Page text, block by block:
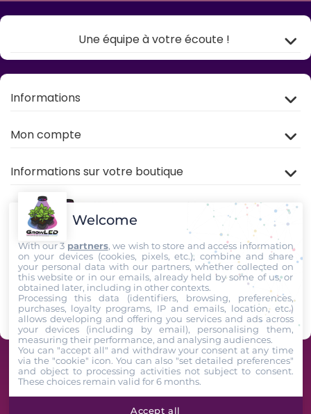
Une équipe à votre écoute !
Informations
Mon compte
Informations sur votre boutique
Rejoignez nous surTIKTOK,Youtube etFacebook!
Suivez-Nous
GrowLED - Équipe de passionnés horticoles à votre service depuis 2009 -
2026. All Rights Reserved
Welcome
With our 3 partners, we wish to store and access information
on your devices (cookies, pixels, etc.), combine and share
your personal data with our partners, whether collected on
this website or in our emails, already held by some of us, or
obtained later, including in other contexts.
Processing this data (identifiers, browsing, preferences,
purchases, loyalty programs, IP and emails, location, etc.)
allows developing and offering you services and ads across
your devices (including by email), personalising them,
measuring their performance, and analysing audiences.
You can "accept all" and withdraw your consent at any time
via the "cookie" icon. You can also "set detailed preferences"
and object to processing activities not subject to consent.
These choices remain valid for 6 months.
Accept all